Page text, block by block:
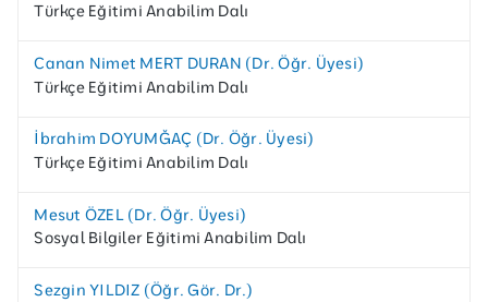
Türkçe Eğitimi Anabilim Dalı
Canan Nimet MERT DURAN (Dr. Öğr. Üyesi)
Türkçe Eğitimi Anabilim Dalı
İbrahim DOYUMĞAÇ (Dr. Öğr. Üyesi)
Türkçe Eğitimi Anabilim Dalı
Mesut ÖZEL (Dr. Öğr. Üyesi)
Sosyal Bilgiler Eğitimi Anabilim Dalı
Sezgin YILDIZ (Öğr. Gör. Dr.)